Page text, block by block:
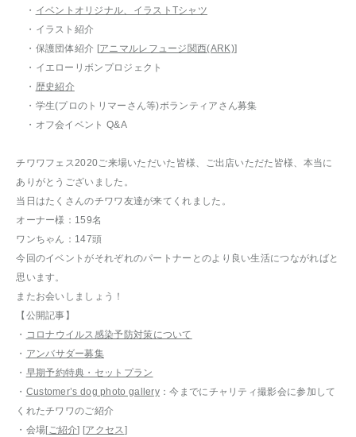
・ イベントオリジナル、イラストTシャツ
・イラスト紹介
・保護団体紹介 [アニマルレフュージ関西(ARK)]
・イエローリボンプロジェクト
・ 歴史紹介
・学生(プロのトリマーさん等)ボランティアさん募集
・オフ会イベント Q&A
チワワフェス2020ご来場いただいた皆様、ご出店いただた皆様、本当に
ありがとうございました。
当日はたくさんのチワワ友達が来てくれました。
オーナー様：159名
ワンちゃん：147頭
今回のイベントがそれぞれのパートナーとのより良い生活につながればと
思います。
またお会いしましょう！
【公開記事】
・ コロナウイルス感染予防対策について
・ アンバサダー募集
・ 早期予約特典・セットプラン
・ Customer’s dog photo gallery ：今までにチャリティ撮影会に参加して
くれたチワワのご紹介
・会場[ご紹介] [アクセス ]